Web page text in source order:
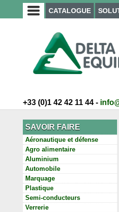
CATALOGUE
+33 (0)1 42 42 11 44 -
SAVOIR FAIRE
Aéronautique et défense
Agro alimentaire
Aluminium
Automobile
Marquage
Plastique
Semi-conducteurs
Verrerie